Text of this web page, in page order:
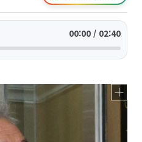
00:00 / 02:40